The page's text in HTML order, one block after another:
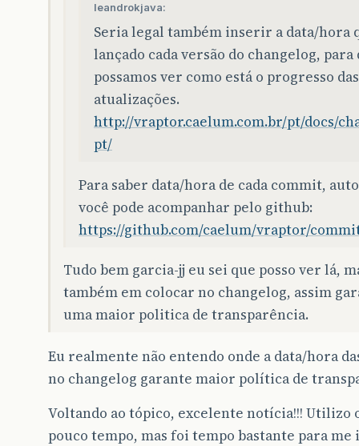
leandrokjava:
Seria legal também inserir a data/hora
lançado cada versão do changelog, para
possamos ver como está o progresso das
atualizações.
http://vraptor.caelum.com.br/pt/docs/
pt/
Para saber data/hora de cada commit,
você pode acompanhar pelo github:
https://github.com/caelum/vraptor/
Tudo bem garcia-jj eu sei que posso ver lá,
também em colocar no changelog, assim
uma maior politica de transparência.
Eu realmente não entendo onde a data/hora
no changelog garante maior política de
Voltando ao tópico, excelente notícia!!! Utilizo
pouco tempo, mas foi tempo bastante para